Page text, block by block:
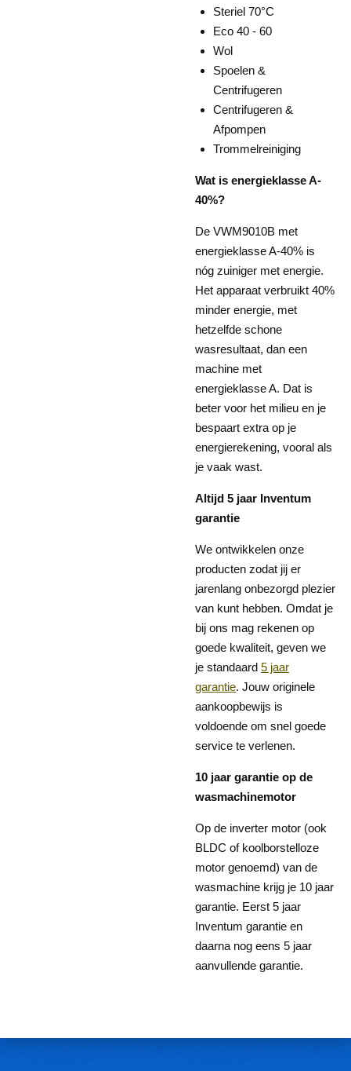
Steriel 70°C
Eco 40 - 60
Wol
Spoelen &
Centrifugeren
Centrifugeren &
Afpompen
Trommelreiniging
Wat is energieklasse A-
40%?
De VWM9010B met
energieklasse A-40% is
nóg zuiniger met energie.
Het apparaat verbruikt 40%
minder energie, met
hetzelfde schone
wasresultaat, dan een
machine met
energieklasse A. Dat is
beter voor het milieu en je
bespaart extra op je
energierekening, vooral als
je vaak wast.
Altijd 5 jaar Inventum
garantie
We ontwikkelen onze
producten zodat jij er
jarenlang onbezorgd plezier
van kunt hebben. Omdat je
bij ons mag rekenen op
goede kwaliteit, geven we
je standaard 5 jaar
garantie. Jouw originele
aankoopbewijs is
voldoende om snel goede
service te verlenen.
10 jaar garantie op de
wasmachinemotor
Op de inverter motor (ook
BLDC of koolborstelloze
motor genoemd) van de
wasmachine krijg je 10 jaar
garantie. Eerst 5 jaar
Inventum garantie en
daarna nog eens 5 jaar
aanvullende garantie.